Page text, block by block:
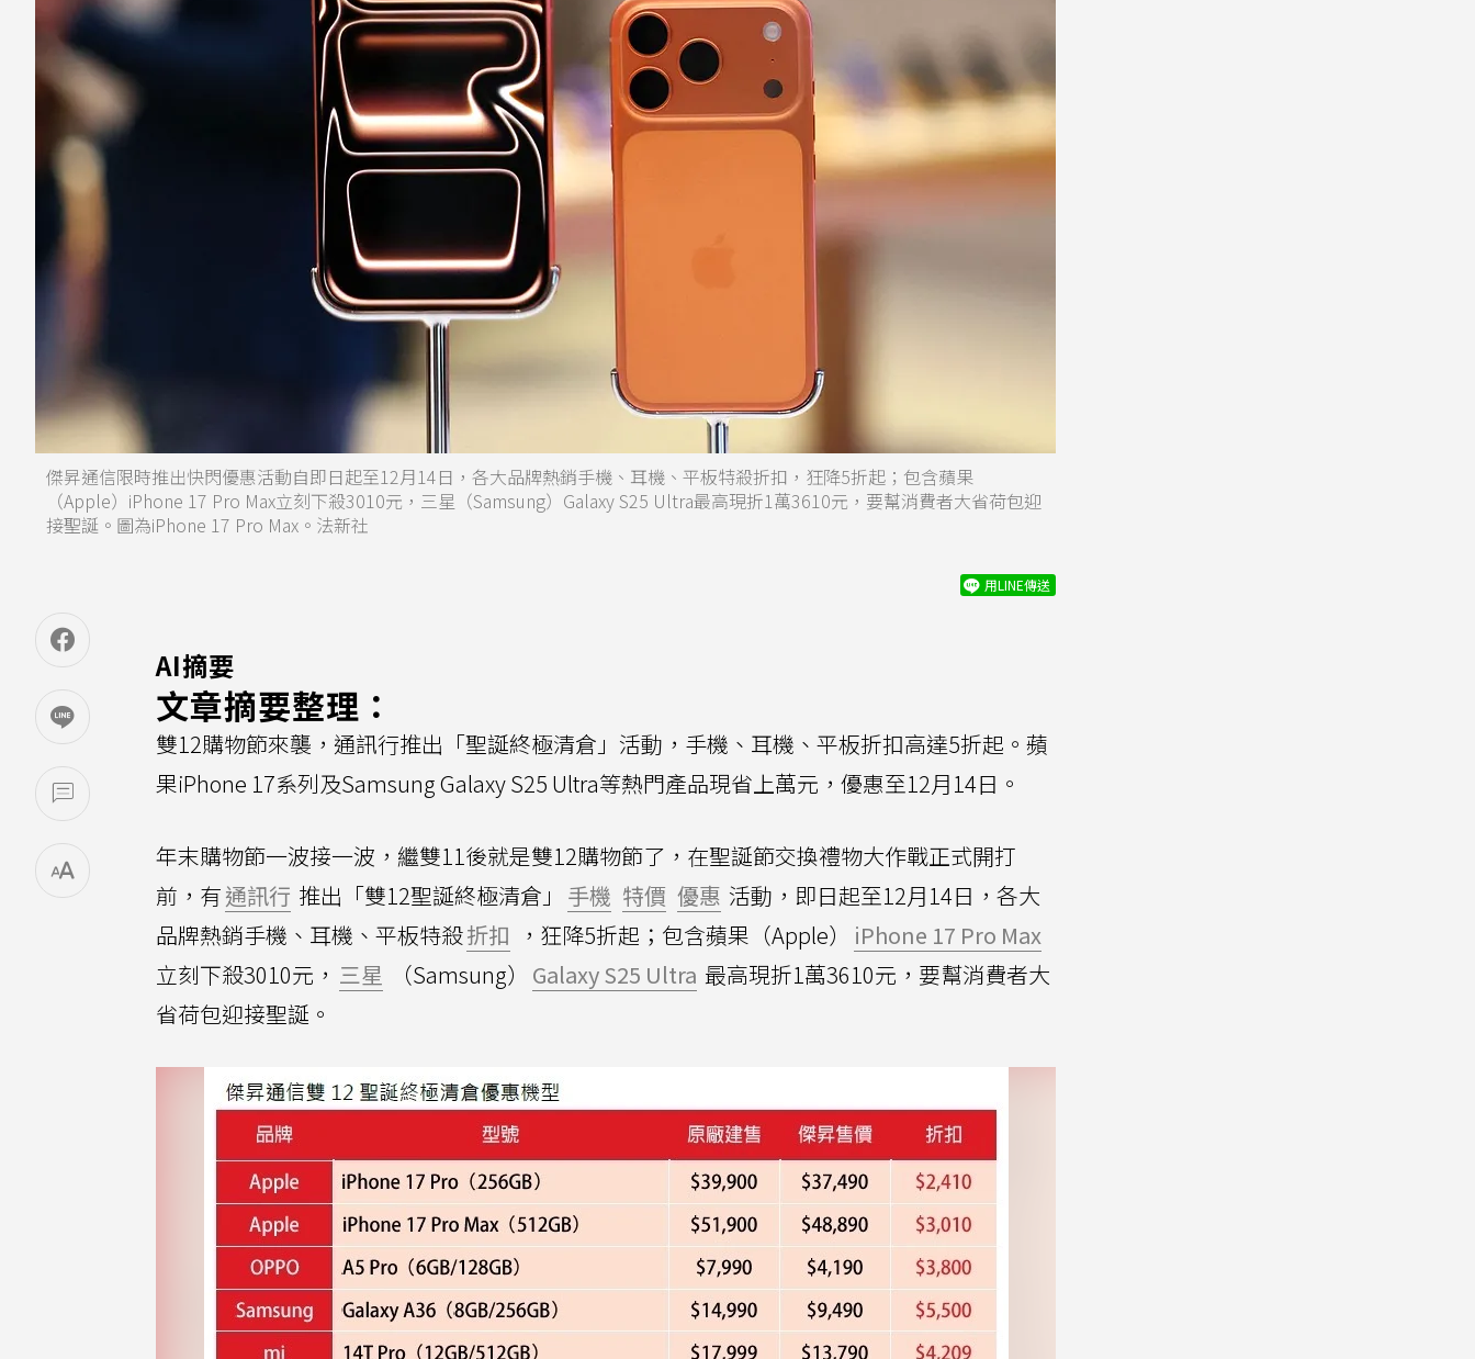
傑昇通信限時推出快閃優惠活動自即日起至12月14日，各大品牌熱銷手機、耳機、平板特殺折扣，狂降5折起；包含蘋果
（Apple）iPhone 17 Pro Max立刻下殺3010元，三星（Samsung）Galaxy S25 Ultra最高現折1萬3610元，要幫消費者大省荷包迎
接聖誕。圖為iPhone 17 Pro Max。法新社
用LINE傳送
AI摘要
文章摘要整理：
雙12購物節來襲，通訊行推出「聖誕終極清倉」活動，手機、耳機、平板折扣高達5折起。蘋
果iPhone 17系列及Samsung Galaxy S25 Ultra等熱門產品現省上萬元，優惠至12月14日。
年末購物節一波接一波，繼雙11後就是雙12購物節了，在聖誕節交換禮物大作戰正式開打
前，有通訊行 推出「雙12聖誕終極清倉」 手機 特價 優惠 活動，即日起至12月14日，各大
品牌熱銷手機、耳機、平板特殺折扣 ，狂降5折起；包含蘋果（Apple）
iPhone 17 Pro Max
立刻下殺3010元， 三星 （Samsung） Galaxy S25 Ultra 最高現折1萬3610元，要幫消費者大
省荷包迎接聖誕。